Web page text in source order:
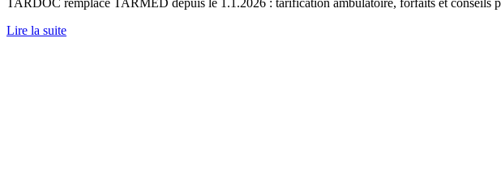
TARDOC remplace TARMED depuis le 1.1.2026 : tarification ambulatoire, forfaits et conseils
Lire la suite